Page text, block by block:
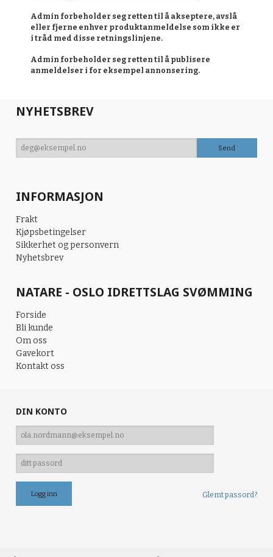
Admin forbeholder seg retten til å akseptere, avslå
eller fjerne enhver produktanmeldelse som ikke er
i tråd med disse retningslinjene.
Admin forbeholder seg retten til å publisere
anmeldelser i for eksempel annonsering.
NYHETSBREV
INFORMASJON
Frakt
Kjøpsbetingelser
Sikkerhet og personvern
Nyhetsbrev
NATARE - OSLO IDRETTSLAG SVØMMING
Forside
Bli kunde
Om oss
Gavekort
Kontakt oss
DIN KONTO
Glemt passord?